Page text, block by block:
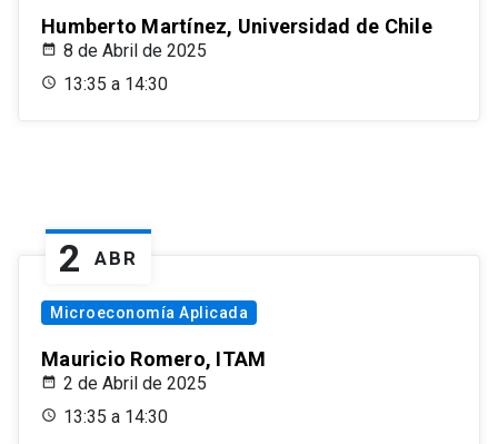
Humberto Martínez, Universidad de Chile
8 de Abril de 2025
13:35 a 14:30
2 ABR
Microeconomía Aplicada
Mauricio Romero, ITAM
2 de Abril de 2025
13:35 a 14:30